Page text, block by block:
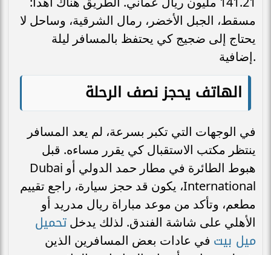
مسقط، الجبل الأخضر، رمال الشرقية، وساحل لا
يحتاج إلى ضجيج كي يحتفظ بالمسافر ليلة
إضافية.
الهاتف يحجز نصف الرحلة
في الوجهات التي تكبر بسرعة، لم يعد المسافر
ينتظر مكتب الاستقبال كي يقرر مساءه. قبل
هبوط الطائرة في مطار حمد الدولي أو Dubai
International، يكون قد حجز سيارة، راجع تقييم
مطعم، وتأكد من موعد مباراة ريال مدريد أو
الأهلي على شاشة الفندق. لذلك يدخل تحميل
ميل بيت في عادات بعض المسافرين الذين